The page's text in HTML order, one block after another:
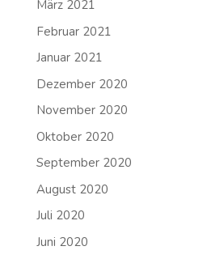
März 2021
Februar 2021
Januar 2021
Dezember 2020
November 2020
Oktober 2020
September 2020
August 2020
Juli 2020
Juni 2020